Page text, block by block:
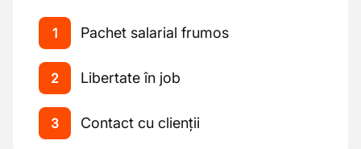
1 Pachet salarial frumos
2 Libertate în job
3 Contact cu clienții